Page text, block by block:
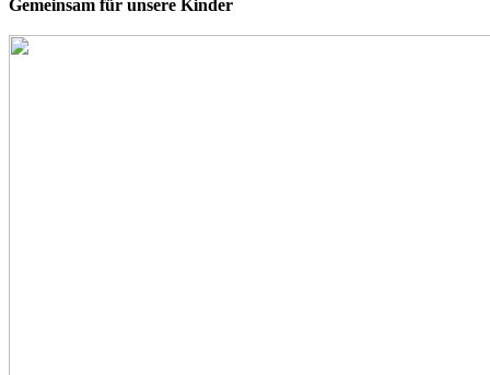
Gemeinsam für unsere Kinder